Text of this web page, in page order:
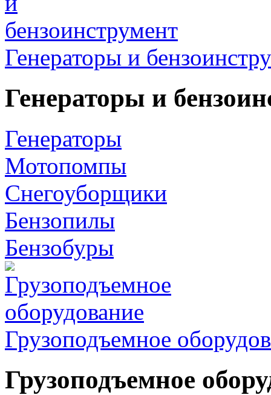
Генераторы и
Генераторы и
Генераторы
Мотопомпы
Снегоуборщики
Бензопилы
Бензобуры
Грузоподъемное
Грузоподъемное